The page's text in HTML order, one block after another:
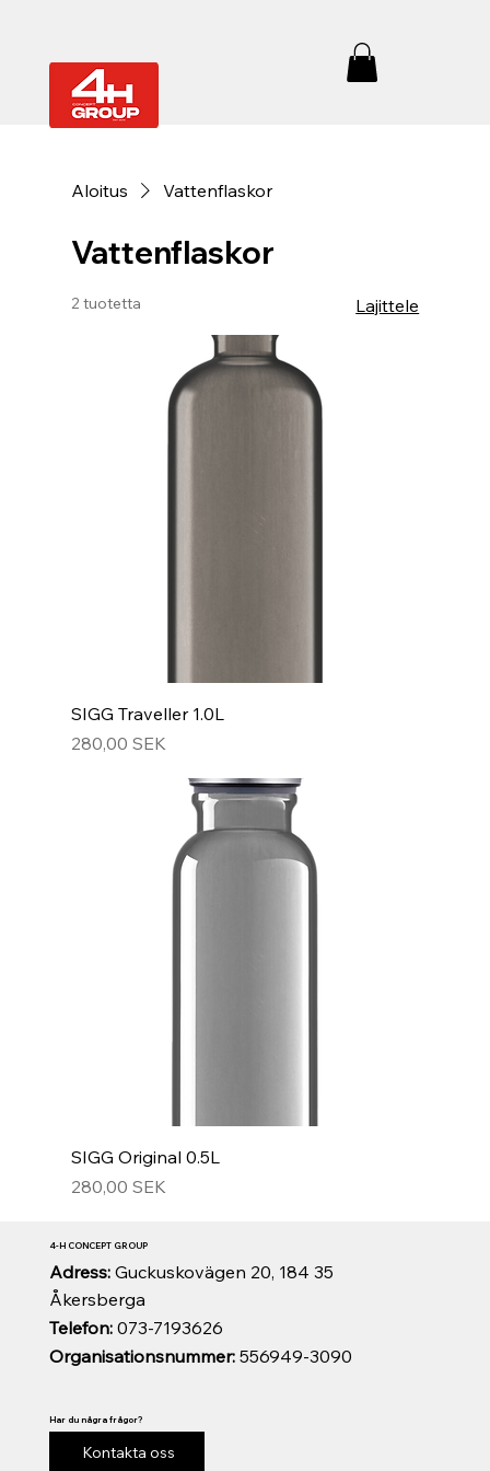
Aloitus Vattenflaskor
Vattenflaskor
2 tuotetta Lajittele
SIGG Traveller 1.0L
Hinta
280,00 SEK
SIGG Original 0.5L
Hinta
280,00 SEK
Organisationsnummer:556949-3090
Telefon:073-7193626
Adress: Guckuskovägen 20, 184 35
Åkersberga
4-H CONCEPT GROUP
Har du några frågor?
Kontakta oss